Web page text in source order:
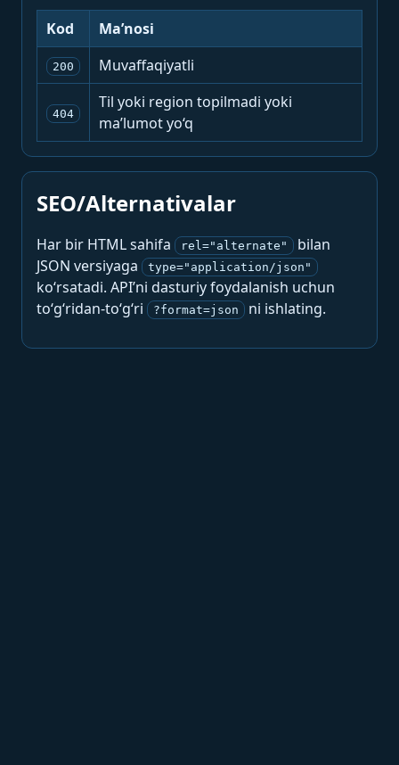
Kod Ma’nosi
200 Muvaffaqiyatli
404
Til yoki region topilmadi yoki
ma’lumot yo‘q
SEO/Alternativalar
Har bir HTML sahifa rel="alternate"
bilan
JSON versiyaga
type="application/json"
ko‘rsatadi. API’ni dasturiy foydalanish uchun
to‘g‘ridan-to‘g‘ri
?format=json ni ishlating.